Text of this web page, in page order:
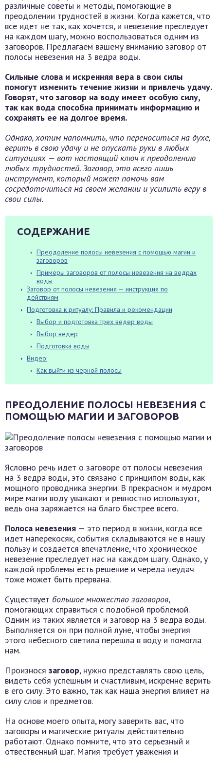
различные советы и методы, помогающие в
преодолении трудностей в жизни. Когда кажется, что
все идет не так, как хочется, и невезение преследует
на каждом шагу, можно воспользоваться одним из
заговоров. Предлагаем вашему вниманию заговор от
полосы невезения на 3 ведра воды.
Сильные слова и искренняя вера в свои силы
помогут изменить течение жизни и привлечь удачу.
Говорят, что заговор на воду имеет особую силу,
так как вода способна принимать информацию и
сохранять ее на долгое время.
Однако, хотим напомнить, что переноситься на духе,
верить в свою удачу и не опускать руки в любых
ситуациях — вот настоящий ключ к преодолению
любых трудностей. Заговор, это всего лишь
инструмент, который может помочь вам
сосредоточиться на своем желании и усилить веру в
свои силы.
СОДЕРЖАНИЕ
Преодоление полосы невезения с помощью магии и
заговоров
Примеры заговоров от полосы невезения на ведрах
воды
Заговор от полосы невезения — инструкция по
действиям
Подготовка к ритуалу: Правила и рекомендации
Выбор и подготовка трех ведер воды
Выбор ведер
Подготовка воды
Видео:
Как выйти из черной полосы
ПРЕОДОЛЕНИЕ ПОЛОСЫ НЕВЕЗЕНИЯ С
ПОМОЩЬЮ МАГИИ И ЗАГОВОРОВ
Ясловно речь идет о заговоре от полосы невезения
на 3 ведра воды, это связано с принципом воды, как
мощного проводника энергии. В прекрасном и мудром
мире магии воду уважают и ревностно используют,
ведь она заряжается на благо быстрее всего.
Полоса невезения — это период в жизни, когда все
идет наперекосяк, события складываются не в нашу
пользу и создается впечатление, что хроническое
невезение преследует нас на каждом шагу. Однако, у
каждой проблемы есть решение и череда неудач
тоже может быть прервана.
Существует большое множество заговоров,
помогающих справиться с подобной проблемой.
Одним из таких является и заговор на 3 ведра воды.
Выполняется он при полной луне, чтобы энергия
этого небесного светила перешла в воду и помогла
нам.
Произнося заговор, нужно представлять свою цель,
видеть себя успешным и счастливым, искренне верить
в его силу. Это важно, так как наша энергия влияет на
силу слов и предметов.
На основе моего опыта, могу заверить вас, что
заговоры и магические ритуалы действительно
работают. Однако помните, что это серьезный и
отвественный шаг. Магия требует уважения и